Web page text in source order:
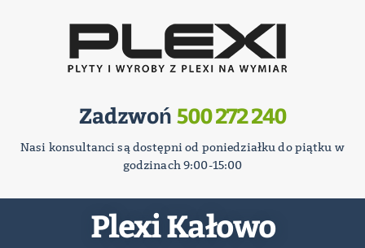
Zadzwoń 500 272 240
Nasi konsultanci są dostępni od poniedziałku do piątku w
godzinach 9:00-15:00
Plexi Kałowo